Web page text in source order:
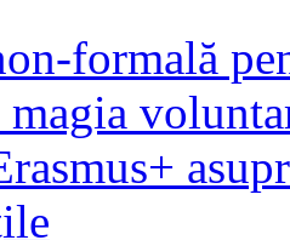
formală